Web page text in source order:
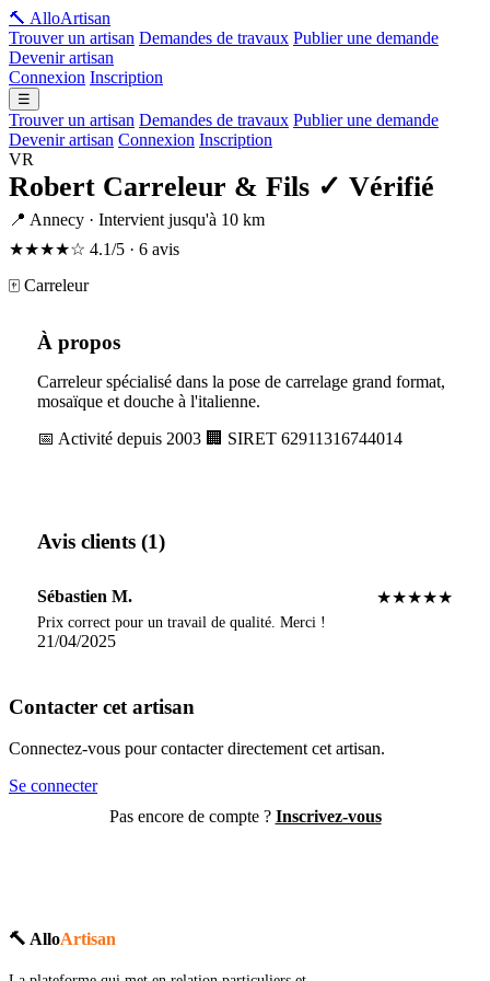
🔨 AlloArtisan
Trouver un artisan Demandes de travaux Publier une demande
Devenir artisan
Connexion Inscription
☰
Trouver un artisan Demandes de travaux Publier une demande
Devenir artisan Connexion Inscription
VR
Robert Carreleur & Fils ✓ Vérifié
📍 Annecy · Intervient jusqu'à 10 km
★★★★☆ 4.1/5 · 6 avis
🀄 Carreleur
À propos
Carreleur spécialisé dans la pose de carrelage grand format,
mosaïque et douche à l'italienne.
📅 Activité depuis 2003 🏢 SIRET 62911316744014
Avis clients (1)
Sébastien M. ★★★★★
Prix correct pour un travail de qualité. Merci !
21/04/2025
Contacter cet artisan
Connectez-vous pour contacter directement cet artisan.
Se connecter
Pas encore de compte ? Inscrivez-vous
🔨 AlloArtisan